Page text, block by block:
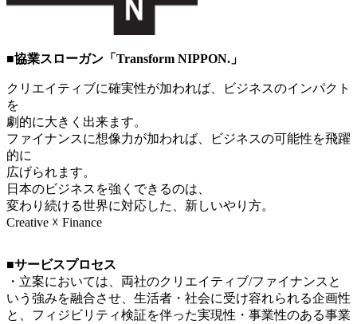
■協業スローガン「Transform NIPPON.」
クリエイティブに確実性が加われば、ビジネスのインパクト
を
劇的に大きく出来ます。
ファイナンスに想像力が加われば、ビジネスの可能性を飛躍
的に
広げられます。
日本のビジネスを強くできるのは、
変わり続ける世界に対応した、新しいやり方。
Creative ☓ Finance
■サービスプロセス
・立案においては、両社のクリエイティブ/ファイナンスと
いう強みを融合させ、生活者・社会に受け容れられる企画性
と、フィジビリティ検証を伴った実現性・事業性のある事業